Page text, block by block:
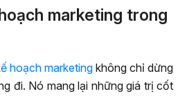
marketing trong
hoạch marketingkhông chỉ dừng
đi. Nó mang lại những giá trị cốt